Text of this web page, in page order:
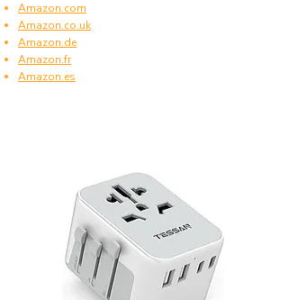
Amazon.com
Amazon.co.uk
Amazon.de
Amazon.fr
Amazon.es